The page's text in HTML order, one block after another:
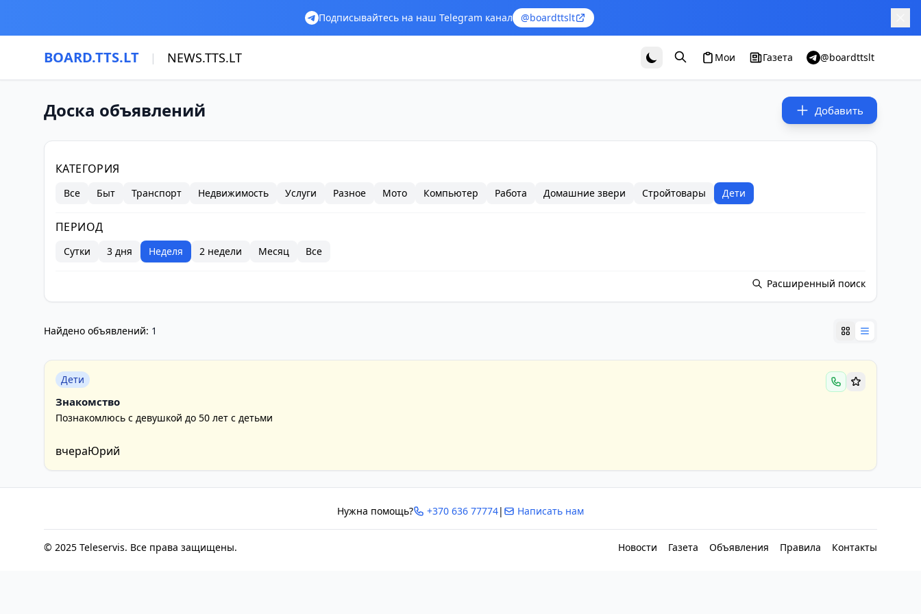
Подписывайтесь на наш Telegram канал @boardttslt
BOARD.TTS.LT | NEWS.TTS.LT Мои Газета @boardttslt
Доска объявлений Добавить
КАТЕГОРИЯ
Все Быт Транспорт Недвижимость Услуги Разное Мото Компьютер Работа Домашние звери Стройтовары Дети
ПЕРИОД
Сутки 3 дня Неделя 2 недели Месяц Все
Расширенный поиск
Найдено объявлений: 1
Дети
Знакомство
Познакомлюсь с девушкой до 50 лет с детьми
вчераЮрий
Нужна помощь? +370 636 77774| Написать нам
© 2025 Teleservis. Все права защищены. Новости Газета Объявления Правила Контакты